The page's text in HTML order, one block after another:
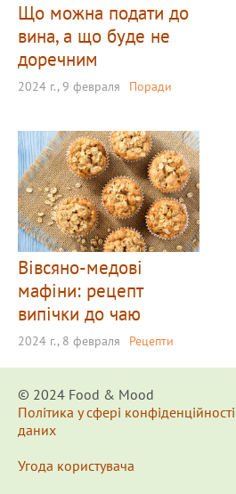
Що можна подати до
вина, а що буде не
доречним
2024 г., 9 февраля Поради
Вівсяно-медові
мафіни: рецепт
випічки до чаю
2024 г., 8 февраля Рецепти
© 2024 Food & Мood
Політика у сфері
даних
Угода користувача